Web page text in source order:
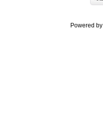
Powered by